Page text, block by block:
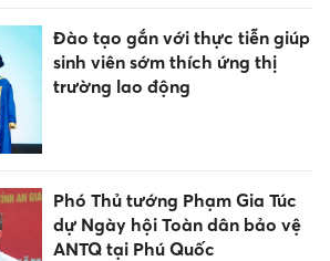
Đào tạo gắn với thực tiễn giúp
sinh viên sớm thích ứng thị
trường lao động
Phó Thủ tướng Phạm Gia Túc
dự Ngày hội Toàn dân bảo vệ
ANTQ tại Phú Quốc